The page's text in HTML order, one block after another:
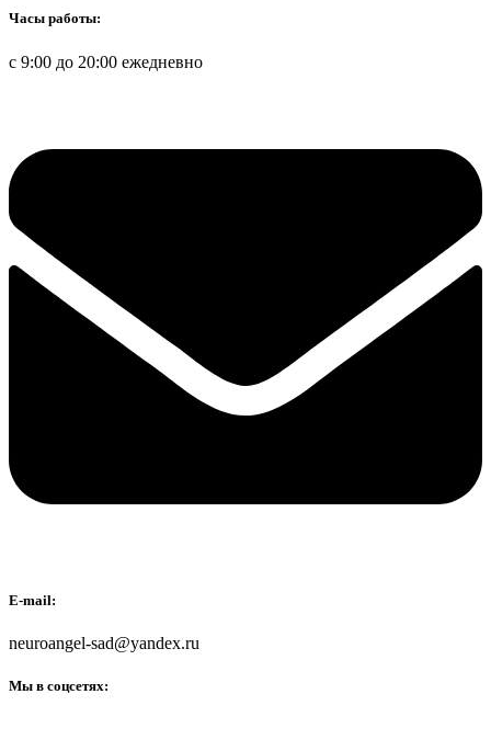
Часы работы:
с 9:00 до 20:00 ежедневно
E-mail:
neuroangel-sad@yandex.ru
Мы в соцсетях: